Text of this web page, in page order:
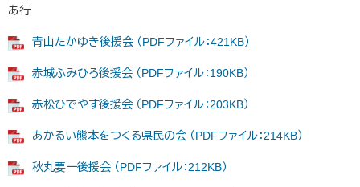
あ行
青山たかゆき後援会 （PDFファイル：421KB）
赤城ふみひろ後援会 （PDFファイル：190KB）
赤松ひでやす後援会 （PDFファイル：203KB）
あかるい熊本をつくる県民の会 （PDFファイル：214KB）
秋丸要一後援会 （PDFファイル：212KB）